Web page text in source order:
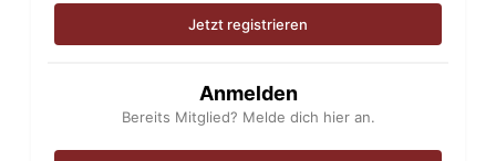
Jetzt registrieren
Anmelden
Bereits Mitglied? Melde dich hier an.